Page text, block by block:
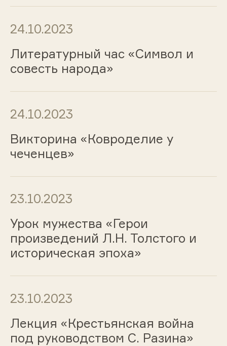
24.10.2023
Литературный час «Символ и
совесть народа»
24.10.2023
Викторина «Ковроделие у
чеченцев»
23.10.2023
Урок мужества «Герои
произведений Л.Н. Толстого и
историческая эпоха»
23.10.2023
Лекция «Крестьянская война
под руководством С. Разина»